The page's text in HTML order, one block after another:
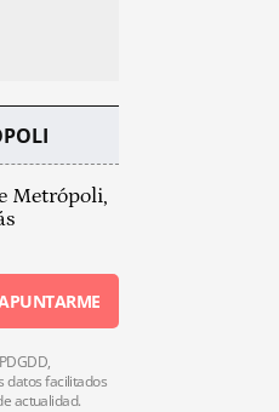
Metrópoli,
datos facilitados
actualidad.